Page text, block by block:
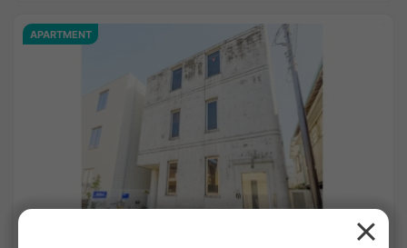
APARTMENT